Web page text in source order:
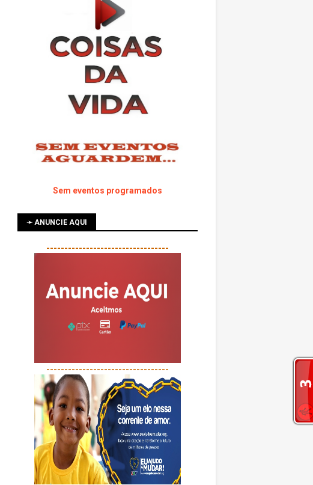
Sem eventos programados
➛ ANUNCIE AQUI
----------------------------------
----------------------------------